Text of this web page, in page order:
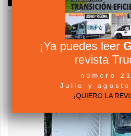
¡Ya puedes leer
revista
número
Julio y agosto
¡QUIERO LA